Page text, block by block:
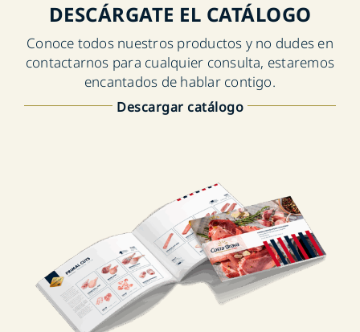
DESCÁRGATE EL CATÁLOGO
Conoce todos nuestros productos y no dudes en
contactarnos para cualquier consulta, estaremos
encantados de hablar contigo.
Descargar catálogo